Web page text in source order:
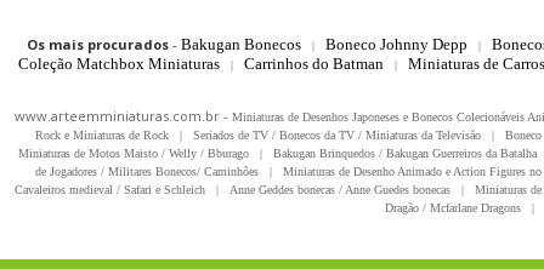
Os mais procurados- Bakugan Bonecos | Boneco Johnny Depp |
Coleção Matchbox Miniaturas
| Carrinhos do Batman | Miniaturas de
www.arteemminiaturas.com.br - Miniaturas de Desenhos Japoneses e Bonecos Colecionáveis
Rock e Miniaturas de Rock
| Seriados de TV / Bonecos da TV / Miniaturas da Televisão |
Miniaturas de Motos Maisto / Welly / Bburago
| Bakugan Brinquedos / Bakugan Guerreiros da Batalha
de Jogadores / Militares Bonecos/ Caminhões
|
Miniaturas de Desenho Animado e Action Figures
Cavaleiros medieval / Safari e Schleich
| Anne Geddes bonecas / Anne Guedes bonecas |
Miniaturas
Dragão / Mcfarlane Dragons
|